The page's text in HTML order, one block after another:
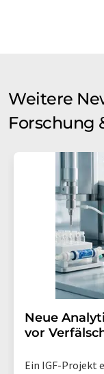
Weitere
Forschung
Neue
vor
Ein IGF-Projekt